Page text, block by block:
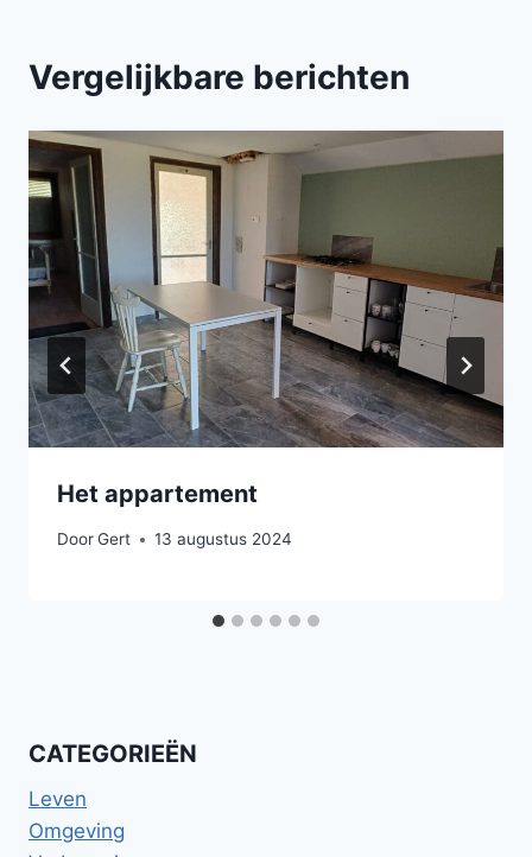
Vergelijkbare berichten
Het appartement
DoorGert 13 augustus 2024
CATEGORIEËN
Leven
Omgeving